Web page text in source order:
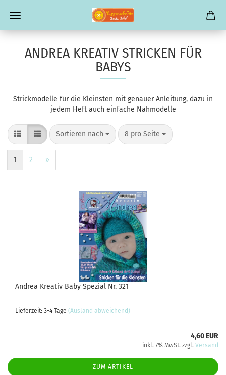
ANDREA KREATIV STRICKEN FÜR
BABYS
Strickmodelle für die Kleinsten mit genauer Anleitung, dazu in
jedem Heft auch einfache Nähmodelle
Sortieren nach
Sortieren nach 8 pro Seite
pro Seite
1 2 »
Andrea Kreativ Baby Spezial Nr. 321
Lieferzeit: 3-4 Tage (Ausland abweichend)
4,60 EUR
inkl. 7% MwSt. zzgl. Versand
ZUM ARTIKEL